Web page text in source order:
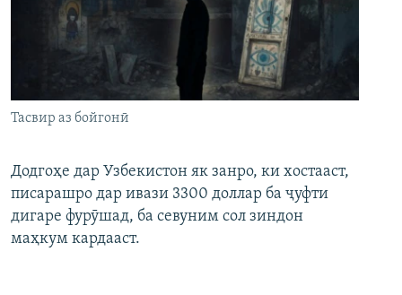
Тасвир аз бойгонӣ
Додгоҳе дар Узбекистон як занро, ки хостааст,
писарашро дар ивази 3300 доллар ба ҷуфти
дигаре фурӯшад, ба севуним сол зиндон
маҳкум кардааст.